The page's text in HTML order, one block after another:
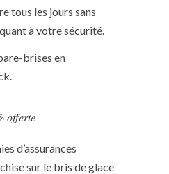
tous les jours sans
à votre sécurité.
brises en
offerte
d’assurances
sur le bris de glace